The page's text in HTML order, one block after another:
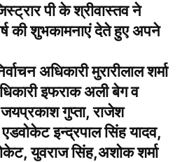
पी के श्रीवास्तव ने
की शुभकामनाएं देते हुए अपने
अधिकारी मुरारीलाल शर्मा
इफराक अली बेग व
जयप्रकाश गुप्ता, राजेश
इन्द्रपाल सिंह यादव,
युवराज सिंह,अशोक शर्मा